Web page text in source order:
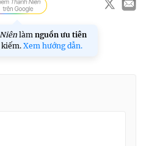
làm nguồn ưu tiên
Xem hướng dẫn.